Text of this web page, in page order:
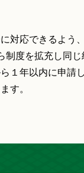
対応できるよう
制度を拡充し同
１年以内に申請
す。